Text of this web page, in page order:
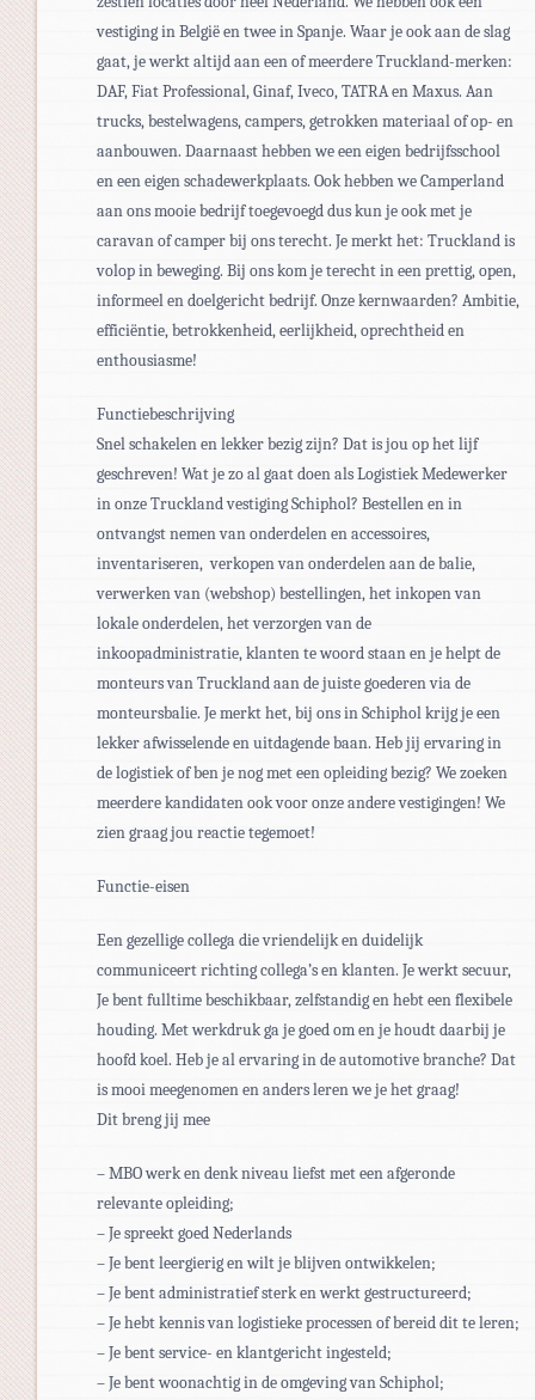
vestiging in België en twee in Spanje. Waar je ook aan de slag
gaat, je werkt altijd aan een of meerdere Truckland-merken:
DAF, Fiat Professional, Ginaf, Iveco, TATRA en Maxus. Aan
trucks, bestelwagens, campers, getrokken materiaal of op- en
aanbouwen. Daarnaast hebben we een eigen bedrijfsschool
en een eigen schadewerkplaats. Ook hebben we Camperland
aan ons mooie bedrijf toegevoegd dus kun je ook met je
caravan of camper bij ons terecht. Je merkt het: Truckland is
volop in beweging. Bij ons kom je terecht in een prettig, open,
informeel en doelgericht bedrijf. Onze kernwaarden? Ambitie,
efficiëntie, betrokkenheid, eerlijkheid, oprechtheid en
enthousiasme!
Functiebeschrijving
Snel schakelen en lekker bezig zijn? Dat is jou op het lijf
geschreven! Wat je zo al gaat doen als Logistiek Medewerker
in onze Truckland vestiging Schiphol? Bestellen en in
ontvangst nemen van onderdelen en accessoires,
inventariseren, verkopen van onderdelen aan de balie,
verwerken van (webshop) bestellingen, het inkopen van
lokale onderdelen, het verzorgen van de
inkoopadministratie, klanten te woord staan en je helpt de
monteurs van Truckland aan de juiste goederen via de
monteursbalie. Je merkt het, bij ons in Schiphol krijg je een
lekker afwisselende en uitdagende baan. Heb jij ervaring in
de logistiek of ben je nog met een opleiding bezig? We zoeken
meerdere kandidaten ook voor onze andere vestigingen! We
zien graag jou reactie tegemoet!
Functie-eisen
Een gezellige collega die vriendelijk en duidelijk
communiceert richting collega’s en klanten. Je werkt secuur,
Je bent fulltime beschikbaar, zelfstandig en hebt een flexibele
houding. Met werkdruk ga je goed om en je houdt daarbij je
hoofd koel. Heb je al ervaring in de automotive branche? Dat
is mooi meegenomen en anders leren we je het graag!
Dit breng jij mee
– MBO werk en denk niveau liefst met een afgeronde
relevante opleiding;
– Je spreekt goed Nederlands
– Je bent leergierig en wilt je blijven ontwikkelen;
– Je bent administratief sterk en werkt gestructureerd;
– Je hebt kennis van logistieke processen of bereid dit te leren;
– Je bent service- en klantgericht ingesteld;
– Je bent woonachtig in de omgeving van Schiphol;